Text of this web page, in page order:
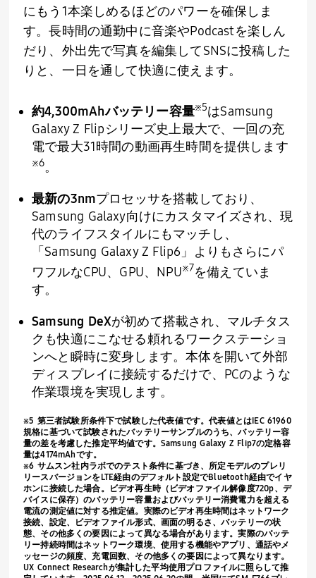
にもう 1本楽しめるほどのパワーを確保しま
す。長時間の通勤中に音楽やPodcastを楽しん
だり、外出先で写真を編集してSNSに投稿した
りと、一日を通して快適に使えます。
約4,300mAhバッテリー容量※5はSamsung
Galaxy Z Flipシリーズ史上最大で、一回の充
電で最大31時間の動画再生時間を提供します
※6。
最新の3nmプロセッサを搭載しており、
Samsung Galaxy向けにカスタマイズされ、現
代のライフスタイルにもマッチし、
「 Samsung Galaxy Z Flip6 」よりもさらにパ
ワフルなCPU、 GPU、 NPU※7を備えていま
す。
Samsung DeXが初めて搭載され、マルチタス
クも快適にこなせる頼れるワークステーショ
ンへと瞬時に変身します。本体を開いて外部
ディスプレイに接続するだけで、 PCのような
作業環境を実現します。
※5 第三者試験所条件下で試験した代表値です。代表値とは IEC 61960
規格に基づいて試験されたバッテリーサンプルのうち、バッテリー容
量の差を考慮した推定平均値です。 Samsung Galaxy Z Flip7の定格容
量は4174mAhです。
※6 サムスン社内ラボでのテスト条件に基づき、所定モデルのプレリ
リースバージョンを LTE経由のデフォルト設定でBluetooth経由でイヤ
ホンに接続した場合。ビデオ再生時（ビデオファイル解像度720p、デ
バイスに保存）のバッテリー容量およびバッテリー消費電力を超える
電流の測定値に対する推定値。実際のビデオ再生時間はネットワーク
接続、設定、ビデオファイル形式、画面の明るさ、バッテリーの状
態、その他多くの要因によって異なる場合があります。実際のバッテ
リー持続時間はネットワーク環境、使用する機能やアプリ、通話やメ
ッセージの頻度、充電回数、その他多くの要因によって異なります。
UX Connect Researchが集計した平均使用プロファイルに照らして推